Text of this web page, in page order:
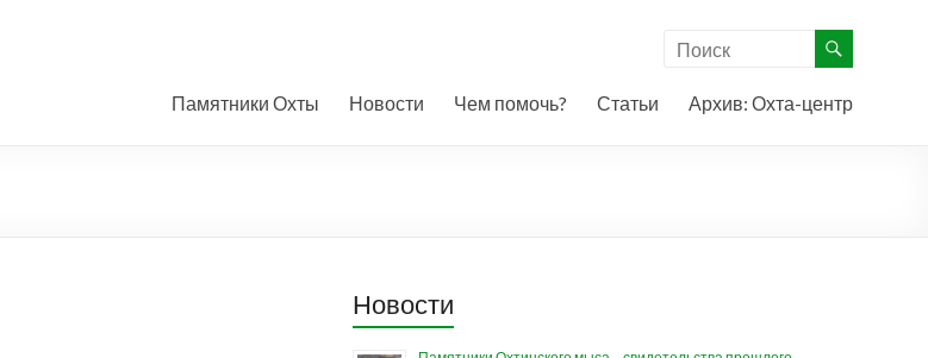
Памятники Охты Новости Чем помочь? Статьи Архив: Охта-центр
Новости